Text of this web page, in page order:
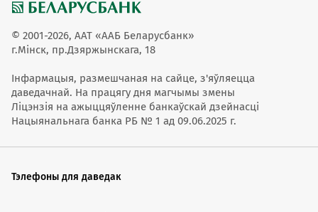
© 2001-2026, ААТ «ААБ Беларусбанк»
г.Мінск, пр.Дзяржынскага, 18
Інфармацыя, размешчаная на сайце, з'яўляецца
даведачнай. На працягу дня магчымы змены
Ліцэнзія на ажыццяўленне банкаўскай дзейнасці
Нацыянальнага банка РБ № 1 ад 09.06.2025 г.
Тэлефоны для даведак